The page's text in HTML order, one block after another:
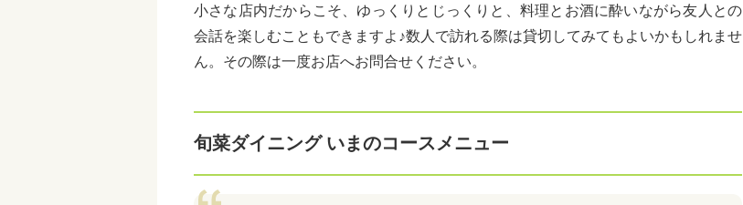
小さな店内だからこそ、ゆっくりとじっくりと、料理とお酒に酔いながら友人との
会話を楽しむこともできますよ♪数人で訪れる際は貸切してみてもよいかもしれませ
ん。その際は一度お店へお問合せください。
旬菜ダイニング いまのコースメニュー